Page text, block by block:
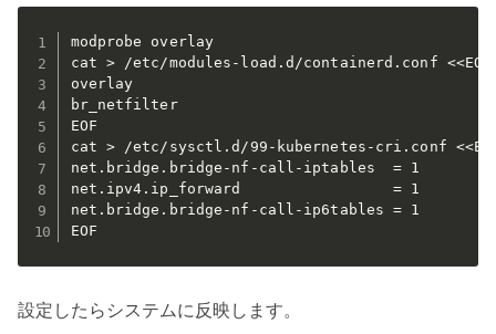
modprobe overlay
cat > /etc/modules-load.d/containerd.conf <<EOF
overlay
br_netfilter
EOF
cat > /etc/sysctl.d/99-kubernetes-cri.conf
net.bridge.bridge-nf-call-iptables  = 1
net.ipv4.ip_forward                 = 1
net.bridge.bridge-nf-call-ip6tables = 1
EOF
設定したらシステムに反映します。